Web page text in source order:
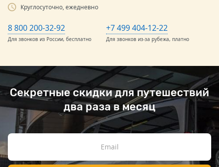
Круглосуточно, ежедневно
8 800 200-32-92
Для звонков из России, бесплатно
+7 499 404-12-22
Для звонков из-за рубежа, платно
Секретные скидки для путешествий
два раза в месяц